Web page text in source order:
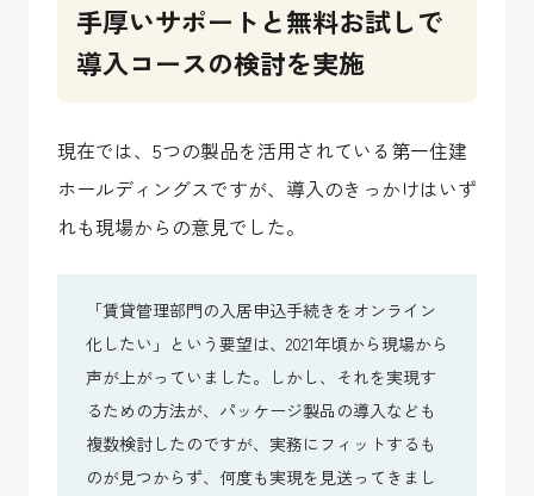
手厚いサポートと無料お試しで
導入コースの検討を実施
現在では、5つの製品を活用されている第一住建
ホールディングスですが、導入のきっかけはいず
れも現場からの意見でした。
「賃貸管理部門の入居申込手続きをオンライン
化したい」という要望は、2021年頃から現場から
声が上がっていました。しかし、それを実現す
るための方法が、パッケージ製品の導入なども
複数検討したのですが、実務にフィットするも
のが見つからず、何度も実現を見送ってきまし